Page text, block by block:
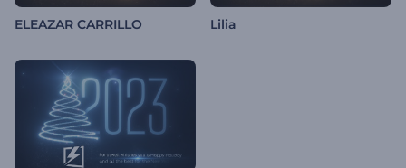
ELEAZAR CARRILLO Lilia